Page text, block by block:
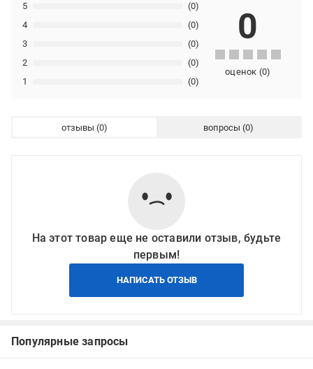
1 (0)
2 (0)
3 (0)
4 (0)
5 (0)
0
оценок (0)
отзывы вопросы
На этот товар еще не оставили отзыв, будьте
первым!
НАПИСАТЬ ОТЗЫВ
Популярные запросы